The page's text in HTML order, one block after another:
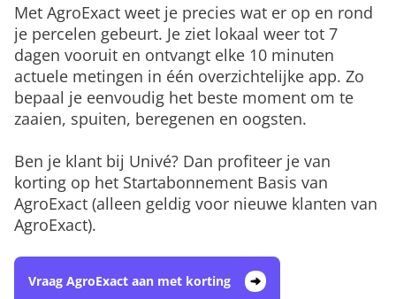
Met AgroExact weet je precies wat er op en rond
je percelen gebeurt. Je ziet lokaal weer tot 7
dagen vooruit en ontvangt elke 10 minuten
actuele metingen in één overzichtelijke app. Zo
bepaal je eenvoudig het beste moment om te
zaaien, spuiten, beregenen en oogsten.
Ben je klant bij Univé? Dan profiteer je van
korting op het Startabonnement Basis van
AgroExact (alleen geldig voor nieuwe klanten van
AgroExact).
Vraag AgroExact aan met korting